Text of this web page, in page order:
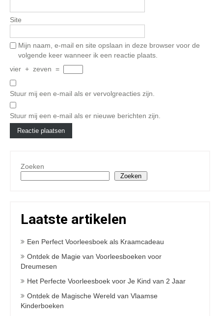
Site
Mijn naam, e-mail en site opslaan in deze browser voor de
volgende keer wanneer ik een reactie plaats.
vier + zeven =
Stuur mij een e-mail als er vervolgreacties zijn.
Stuur mij een e-mail als er nieuwe berichten zijn.
Zoeken
Zoeken
Laatste artikelen
Een Perfect Voorleesboek als Kraamcadeau
Ontdek de Magie van Voorleesboeken voor
Dreumesen
Het Perfecte Voorleesboek voor Je Kind van 2 Jaar
Ontdek de Magische Wereld van Vlaamse
Kinderboeken